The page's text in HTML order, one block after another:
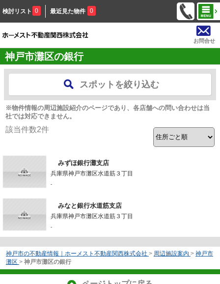
検討リスト 0 最近見た物件 0
お問合せ
神戸市灘区の銀行
スポットを絞り込む
※物件情報の周辺施設紹介のページであり、各店舗への問い合わせは当
社では対応できません。
該当件数2件
みずほ銀行灘支店
兵庫県神戸市灘区水道筋３丁目
-
みなと銀行水道筋支店
兵庫県神戸市灘区水道筋３丁目
-
神戸市の不動産情報｜ホーメスト不動産関西株式会社 > 周辺施設案内 > 神戸市
灘区 > 神戸市灘区の銀行